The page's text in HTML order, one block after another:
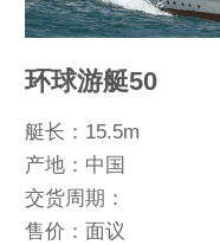
环球游艇50
艇长：15.5m
产地：中国
交货周期：
售价：面议